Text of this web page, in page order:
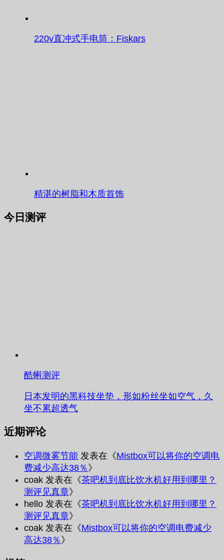
220v直冲式手电筒：Fiskars
精湛的树脂和木质首饰
今日测评
酷蝌测评
日本发明的黑科技坐垫，形如粉丝坐如空气，久
坐不累超透气
近期评论
空调微雾节能 发表在《Mistbox可以将你的空调电
费减少高达38％》
coak 发表在《茶吧机到底比饮水机好用到哪里？
测评见真章》
hello 发表在《茶吧机到底比饮水机好用到哪里？
测评见真章》
coak 发表在《Mistbox可以将你的空调电费减少
高达38％》